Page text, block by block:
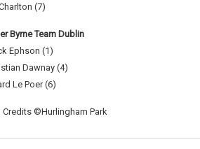
(7)
Byrne Team Dublin
Ephson (1)
Dawnay (4)
Le Poer (6)
Credits ©Hurlingham Park